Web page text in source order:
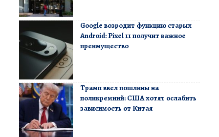
Google возродит функцию старых
Android: Pixel 11 получит важное
преимущество
Трамп ввел пошлины на
поликремний: США хотят ослабить
зависимость от Китая